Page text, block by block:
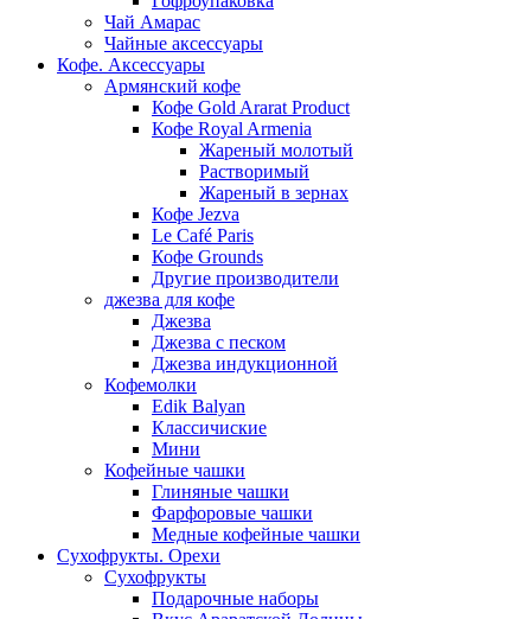
Чай Амарас
Чайные аксессуары
Кофе. Аксессуары
Армянский кофе
Кофе Gold Ararat Product
Кофе Royal Armenia
Жареный молотый
Растворимый
Жареный в зернах
Кофе Jezva
Le Café Paris
Кофе Grounds
Другие производители
джезва для кофе
Джезва
Джезва с песком
Джезва индукционной
Кофемолки
Edik Balyan
Классичиские
Мини
Кофейные чашки
Глиняные чашки
Фарфоровые чашки
Медные кофейные чашки
Сухофрукты. Орехи
Сухофрукты
Подарочные наборы